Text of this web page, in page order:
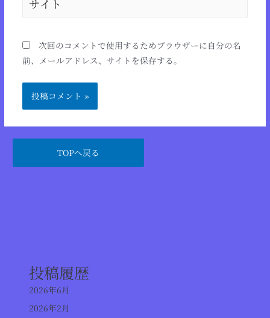
次回のコメントで使用するためブラウザーに自分の名
前、メールアドレス、サイトを保存する。
TOPへ戻る
投稿履歴
2026年6月
2026年2月